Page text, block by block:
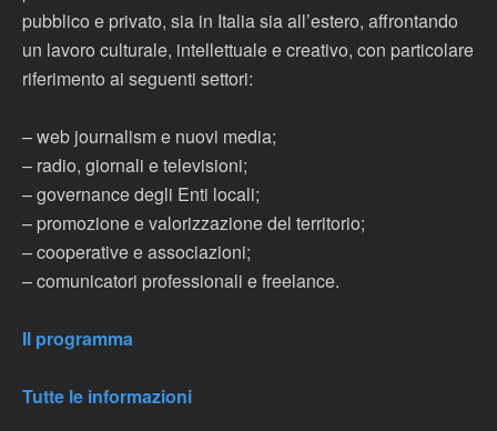
pubblico e privato, sia in Italia sia all’estero, affrontando
un lavoro culturale, intellettuale e creativo, con particolare
riferimento ai seguenti settori:
– web journalism e nuovi media;
– radio, giornali e televisioni;
– governance degli Enti locali;
– promozione e valorizzazione del territorio;
– cooperative e associazioni;
– comunicatori professionali e freelance.
Il programma
Tutte le informazioni